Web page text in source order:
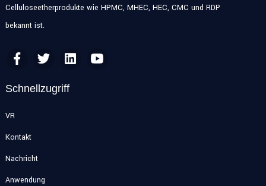
Celluloseetherprodukte wie HPMC, MHEC, HEC, CMC und RDP
bekannt ist.
Schnellzugriff
VR
Kontakt
Nachricht
Anwendung